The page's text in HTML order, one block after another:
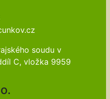
soudu v
C, vložka 9959